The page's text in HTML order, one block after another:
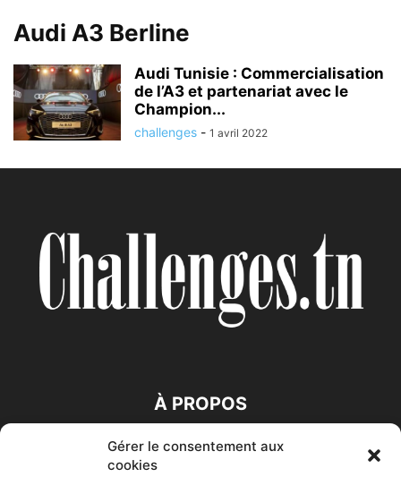
Gérer le consentement aux
cookies
Audi A3 Berline
Audi Tunisie : Commercialisation
de l’A3 et partenariat avec le
Champion...
challenges - 1 avril 2022
À PROPOS
SUIVEZ NOUS